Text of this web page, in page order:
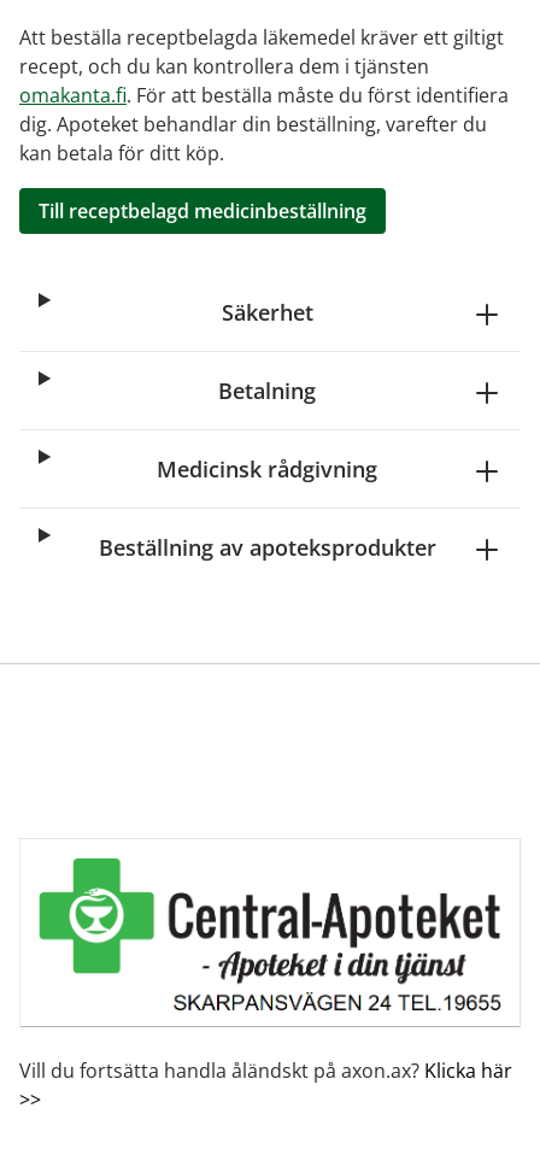
Att beställa receptbelagda läkemedel kräver ett giltigt
recept, och du kan kontrollera dem i tjänsten
omakanta.fi. För att beställa måste du först identifiera
dig. Apoteket behandlar din beställning, varefter du
kan betala för ditt köp.
Till receptbelagd medicinbeställning
Säkerhet
Betalning
Medicinsk rådgivning
Beställning av apoteksprodukter
Vill du fortsätta handla åländskt på axon.ax? Klicka här
>>